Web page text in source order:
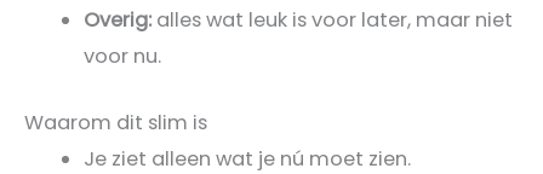
Overig: alles wat leuk is voor later, maar niet
voor nu.
Waarom dit slim is
Je ziet alleen wat je nú moet zien.